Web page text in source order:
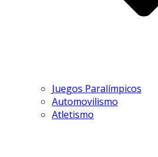
Juegos Paralímpicos
Automovilismo
Atletismo